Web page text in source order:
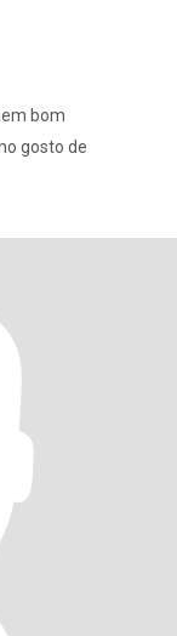
bom
gosto de